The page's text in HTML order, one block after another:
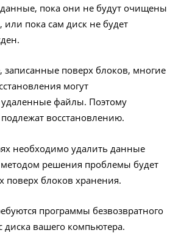
пока они не будут очищены
пока сам диск не будет
записанные поверх блоков, многие
могут
удаленные файлы. Поэтому
восстановлению.
необходимо удалить данные
решения проблемы будет
поверх блоков хранения.
программы безвозвратного
диска вашего компьютера.